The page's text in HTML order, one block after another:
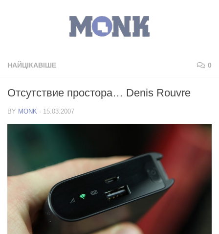
НАЙЦІКАВІШЕ 0
Отсутствие простора… Denis Rouvre
BY MONK · 15.03.2007